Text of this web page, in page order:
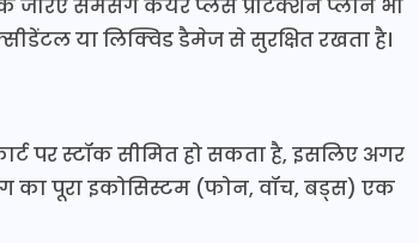
सैमसंग केयर प्लस प्रोटेक्शन प्लान भी
या लिक्विड डैमेज से सुरक्षित रखता है।
पर स्टॉक सीमित हो सकता है, इसलिए अगर
का पूरा इकोसिस्टम (फोन, वॉच, बड्स) एक